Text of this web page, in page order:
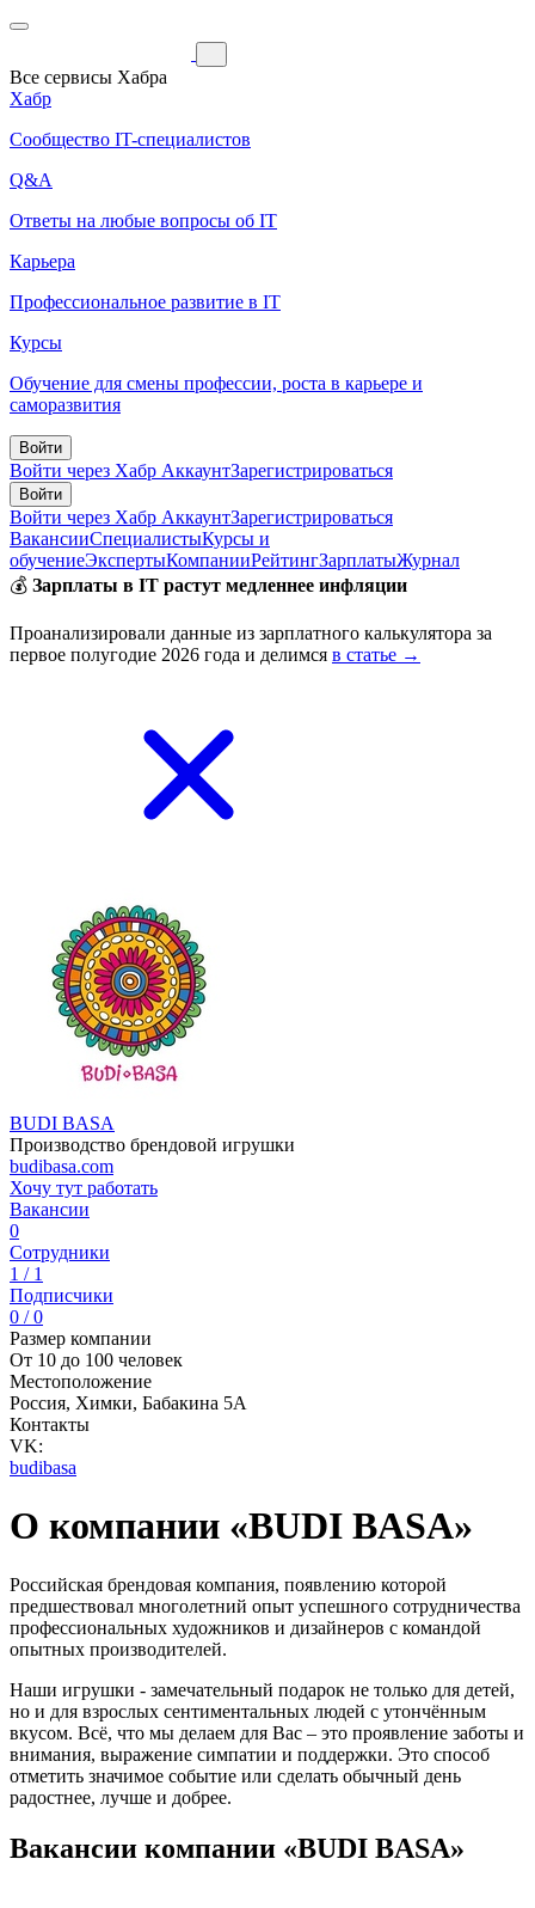
Все сервисы Хабра
Хабр
Сообщество IT-специалистов
Q&A
Ответы на любые вопросы об IT
Карьера
Профессиональное развитие в IT
Курсы
Обучение для смены профессии, роста в карьере и
саморазвития
Войти
Войти через Хабр АккаунтЗарегистрироваться
Войти
Войти через Хабр АккаунтЗарегистрироваться
ВакансииСпециалистыКурсы и
обучениеЭкспертыКомпанииРейтингЗарплатыЖурнал
💰 Зарплаты в IT растут медленнее инфляции
Проанализировали данные из зарплатного калькулятора за
первое полугодие 2026 года и делимся в статье →
BUDI BASA
Производство брендовой игрушки
budibasa.com
Хочу тут работать
Вакансии
0
Сотрудники
1 / 1
Подписчики
0 / 0
Размер компании
От 10 до 100 человек
Местоположение
Россия, Химки, Бабакина 5А
Контакты
VK:
budibasa
О компании «BUDI BASA»
Российская брендовая компания, появлению которой
предшествовал многолетний опыт успешного сотрудничества
профессиональных художников и дизайнеров с командой
опытных производителей.
Наши игрушки - замечательный подарок не только для детей,
но и для взрослых сентиментальных людей с утончённым
вкусом. Всё, что мы делаем для Вас – это проявление заботы и
внимания, выражение симпатии и поддержки. Это способ
отметить значимое событие или сделать обычный день
радостнее, лучше и добрее.
Вакансии компании «BUDI BASA»